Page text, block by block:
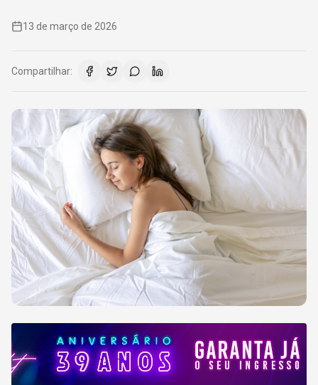
13 de março de 2026
Compartilhar: